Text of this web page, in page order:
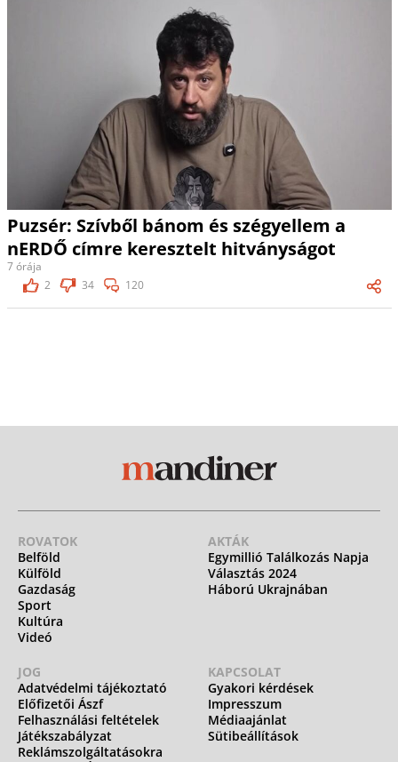
Puzsér: Szívből bánom és szégyellem a
nERDŐ címre keresztelt hitványságot
7 órája
2
34 120
ROVATOK
Belföld
Külföld
Gazdaság
Sport
Kultúra
Videó
AKTÁK
Egymillió Találkozás Napja
Választás 2024
Háború Ukrajnában
JOG
Adatvédelmi tájékoztató
Előfizetői Ászf
Felhasználási feltételek
Játékszabályzat
Reklámszolgáltatásokra
KAPCSOLAT
Gyakori kérdések
Impresszum
Médiaajánlat
Sütibeállítások